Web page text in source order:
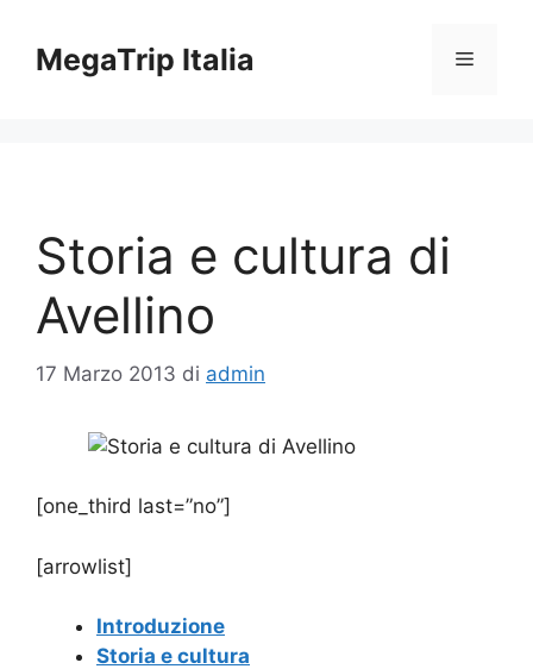
contenuto
MegaTrip Italia Menu
Storia e cultura di
Avellino
17 Marzo 2013 di admin
[one_third last=”no”]
[arrowlist]
Introduzione
Storia e cultura